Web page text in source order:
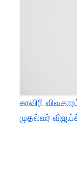
காவிரி
முதல்வர்